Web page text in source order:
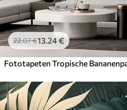
22.07€13.24€